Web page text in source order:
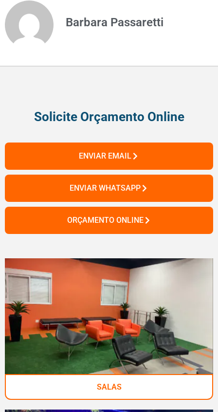
Barbara Passaretti
Solicite Orçamento Online
ENVIAR EMAIL
ENVIAR WHATSAPP
ORÇAMENTO ONLINE
SALAS